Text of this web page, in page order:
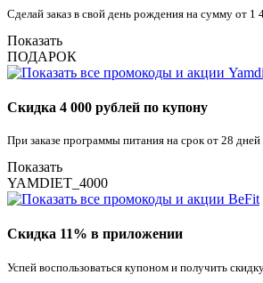
Сделай заказ в свой день рождения на сумму от
Показать
ПОДАРОК
Скидка 4 000 рублей по купону
При заказе программы питания на срок от 28
Показать
YAMDIET_4000
Скидка 11% в приложении
Успей воспользоваться купоном и получить